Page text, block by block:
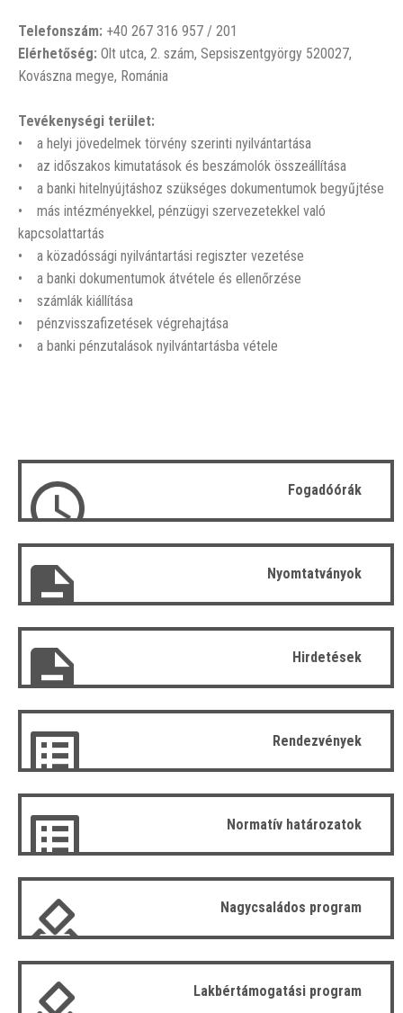
Telefonszám: +40 267 316 957 / 201
Elérhetőség: Olt utca, 2. szám, Sepsiszentgyörgy 520027,
Kovászna megye, Románia
Tevékenységi terület:
• a helyi jövedelmek törvény szerinti nyilvántartása
• az időszakos kimutatások és beszámolók összeállítása
• a banki hitelnyújtáshoz szükséges dokumentumok begyűjtése
• más intézményekkel, pénzügyi szervezetekkel való
kapcsolattartás
• a közadóssági nyilvántartási regiszter vezetése
• a banki dokumentumok átvétele és ellenőrzése
• számlák kiállítása
• pénzvisszafizetések végrehajtása
• a banki pénzutalások nyilvántartásba vétele
Fogadóórák
Nyomtatványok
Hirdetések
Rendezvények
Normatív határozatok
Nagycsaládos program
Lakbértámogatási program